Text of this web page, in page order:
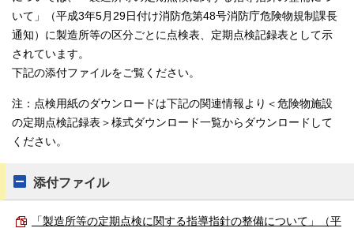
いて」（平成3年5月29日付け消防危第48号消防庁危険物規制課長
通知）に製造所等の区分ごとに点検表、定期点検記録表として示
されています。
下記の添付ファイルをご覧ください。
注：点検用紙のダウンロードは下記の関連情報より＜危険物施設
の定期点検記録表＞様式ダウンロード一覧からダウンロードして
ください。
添付ファイル
「製造所等の定期点検に関する指導指針の整備について」（平